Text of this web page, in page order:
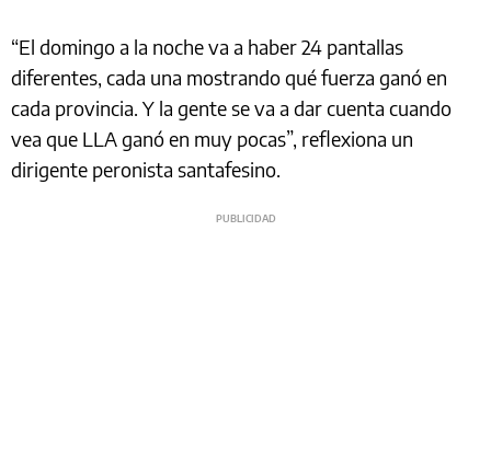
“El domingo a la noche va a haber 24 pantallas
diferentes, cada una mostrando qué fuerza ganó en
cada provincia. Y la gente se va a dar cuenta cuando
vea que LLA ganó en muy pocas”, reflexiona un
dirigente peronista santafesino.